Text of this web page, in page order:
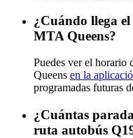
¿Cuándo llega
MTA Queens?
Puedes ver el horario
Queens en la
programadas futuras
¿Cuántas
ruta autobús